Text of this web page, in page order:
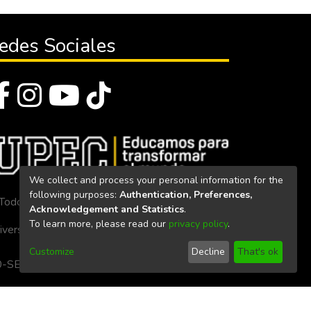
Sociales
los derechos reservados 2023
Politécnica Estatal del Carchi
SE-33-CACES-2020
We collect and process your personal information for the
following purposes: Authentication, Preferences,
Acknowledgement and Statistics.
To learn more, please read our privacy policy.
Customize Decline That's ok